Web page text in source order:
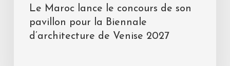
Le Maroc lance le concours de son
pavillon pour la Biennale
d’architecture de Venise 2027